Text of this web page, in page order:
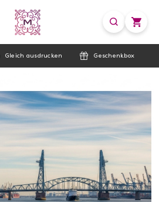
Gleich ausdrucken Geschenkbox